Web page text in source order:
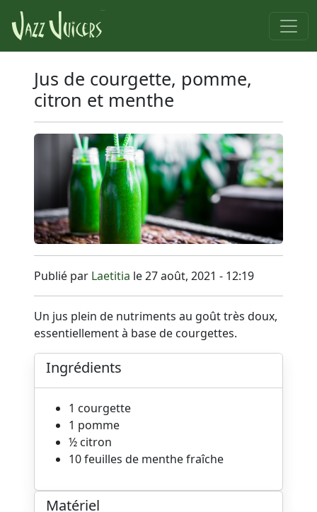
Jus de courgette, pomme,
citron et menthe
Publié par Laetitia le 27 août, 2021 - 12:19
Un jus plein de nutriments au goût très doux,
essentiellement à base de courgettes.
Ingrédients
1 courgette
1 pomme
½ citron
10 feuilles de menthe fraîche
Matériel